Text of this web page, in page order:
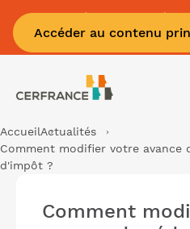
Accéder au contenu
Passez à la facture
sérénité :Je me fais
AccueilActualités
Comment modifier votre
d'impôt ?
Comment